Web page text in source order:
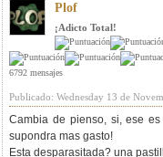
Plof
¡Adicto Total!
6792 mensajes
Publicado: Wednesday 13 de
Cambia de pienso, si, ese
supondra mas gasto!
Esta desparasitada? una